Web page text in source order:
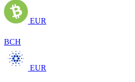
EUR
BCH
EUR